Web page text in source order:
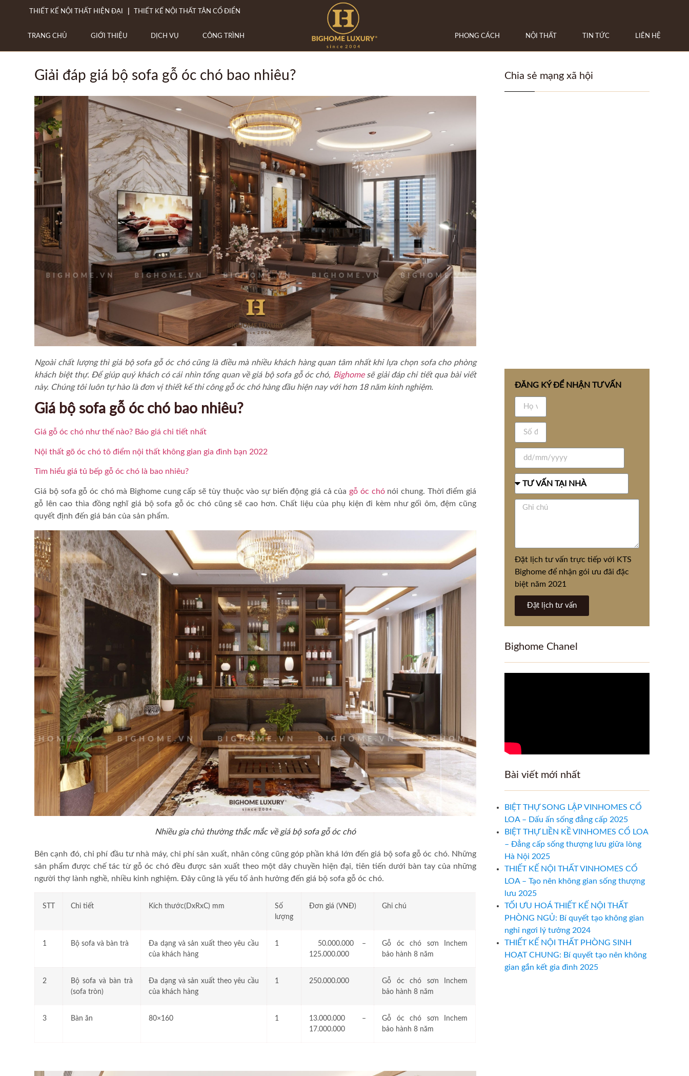
THIẾT KẾ NỘI THẤT HIỆN ĐẠI THIẾT KẾ NỘI THẤT TÂN CỔ ĐIỂN
TRANG CHỦ GIỚI THIỆU DỊCH VỤ CÔNG TRÌNH PHONG CÁCH NỘI THẤT TIN TỨC LIÊN HỆ
Giải đáp giá bộ sofa gỗ óc chó bao nhiêu?
Ngoài chất lượng thì giá bộ sofa gỗ óc chócũng là điều mà nhiều khách hàng quan tâm nhất khi lựa chọn sofa cho phòng
khách biệt thự. Để giúp quý khách có cái nhìn tổng quan về giá bộ sofa gỗ óc chó, Bighomesẽ giải đáp chi tiết qua bài viết
này. Chúng tôi luôn tự hào là đơn vị thiết kế thi công gỗ óc chó hàng đầu hiện nay với hơn 18 năm kinh nghiệm.
Giá bộ sofa gỗ óc chó bao nhiêu?
Giá gỗ óc chó như thế nào? Báo giá chi tiết nhất
Nội thất gõ óc chó tô điểm nội thất không gian gia đình bạn 2022
Tìm hiểu giá tủ bếp gỗ óc chó là bao nhiêu?
Giá bộ sofa gỗ óc chómà Bighome cung cấp sẽ tùy thuộc vào sự biến động giá cả của gỗ óc chónói chung. Thời điểm giá
gỗ lên cao thìa đồng nghĩ giá bộ sofa gỗ óc chó cũng sẽ cao hơn. Chất liệu của phụ kiện đi kèm như gối ôm, đệm cũng
quyết định đến giá bán của sản phẩm.
Nhiều gia chủ thường thắc mắc về giá bộ sofa gỗ óc chó
Bên cạnh đó, chi phí đầu tư nhà máy, chi phí sản xuất, nhân công cũng góp phần khá lớn đến giá bộ sofa gỗ óc chó. Những
sản phẩm được chế tác từ gỗ óc chó đều được sản xuất theo một dây chuyền hiện đại, tiên tiến dưới bàn tay của những
người thợ lành nghề, nhiều kinh nghiệm. Đây cũng là yếu tố ảnh hưởng đến giá bộ sofa gỗ óc chó.
STT Chi tiết Kích thước(DxRxC) mm
Số
lượng
Đơn giá (VNĐ) Ghi chú
1 Bộ sofa và bàn trà
Đa dạng và sản xuất theo yêu cầu
của khách hàng
1
50.000.000 –
125.000.000
Gỗ óc chó sơn Inchem
bảo hành 8 năm
2
Bộ sofa và bàn trà
(sofa tròn)
Đa dạng và sản xuất theo yêu cầu
của khách hàng
1 250.000.000
Gỗ óc chó sơn Inchem
bảo hành 8 năm
3 Bàn ăn 80×160 1
13.000.000 –
17.000.000
Gỗ óc chó sơn Inchem
bảo hành 8 năm
Chia sẻ mạng xã hội
ĐĂNG KÝ ĐỂ NHẬN TƯ VẤN
Đặt lịch tư vấn trực tiếp với KTS
Bighome để nhận gói ưu đãi đặc
biệt năm 2021
Đặt lịch tư vấn
Bighome Chanel
Bài viết mới nhất
BIỆT THỰ SONG LẬP VINHOMES CỔ
LOA – Dấu ấn sống đẳng cấp 2025
BIỆT THỰ LIỀN KỀ VINHOMES CỔ LOA
– Đẳng cấp sống thượng lưu giữa lòng
Hà Nội 2025
THIẾT KẾ NỘI THẤT VINHOMES CỔ
LOA – Tạo nên không gian sống thượng
lưu 2025
TỐI ƯU HOÁ THIẾT KẾ NỘI THẤT
PHÒNG NGỦ: Bí quyết tạo không gian
nghỉ ngơi lý tưởng 2024
THIẾT KẾ NỘI THẤT PHÒNG SINH
HOẠT CHUNG: Bí quyết tạo nên không
gian gắn kết gia đình 2025